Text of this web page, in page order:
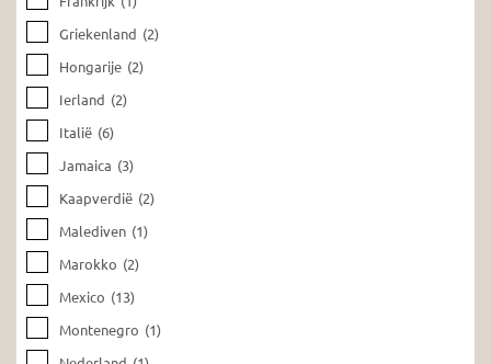
Griekenland (2)
Hongarije (2)
Ierland (2)
Italië (6)
Jamaica (3)
Kaapverdië (2)
Malediven (1)
Marokko (2)
Mexico (13)
Montenegro (1)